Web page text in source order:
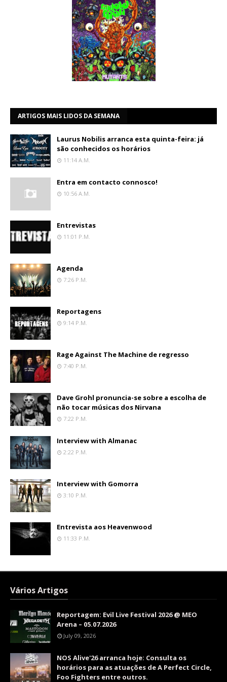
ARTIGOS MAIS LIDOS DA SEMANA
Laurus Nobilis arranca esta quinta-feira: já
são conhecidos os horários
11:14 A.m.
Entra em contacto connosco!
10:56 A.m.
Entrevistas
11:01 P.m.
Agenda
7:26 P.m.
Reportagens
9:14 P.m.
Rage Against The Machine de regresso
7:40 P.m.
Dave Grohl pronuncia-se sobre a escolha de
não tocar músicas dos Nirvana
7:22 P.m.
Interview with Almanac
2:22 P.m.
Interview with Gomorra
3:10 P.m.
Entrevista aos Heavenwood
11:33 P.m.
Vários Artigos
Reportagem: Evil Live Festival 2026 @ MEO
Arena – 05.07.2026
July 09, 2026
NOS Alive'26 arranca hoje: Consulta os
horários para as atuações de A Perfect Circle,
Foo Fighters entre outros.